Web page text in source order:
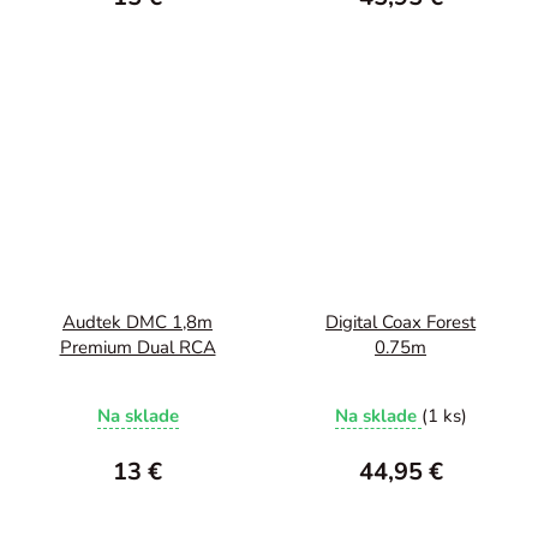
Audtek DMC 1,8m
Premium Dual RCA
Na sklade
13 €
Digital Coax Forest
0.75m
Na sklade (1 ks)
44,95 €